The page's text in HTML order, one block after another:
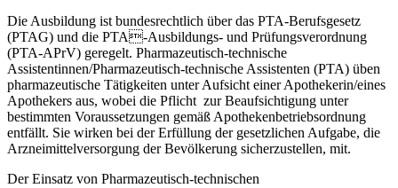
Die Ausbildung ist bundesrechtlich über das PTA-Berufsgesetz
(PTAG) und die PTA-Ausbildungs- und Prüfungsverordnung
(PTA-APrV) geregelt. Pharmazeutisch-technische
Assistentinnen/Pharmazeutisch-technische Assistenten (PTA) üben
pharmazeutische Tätigkeiten unter Aufsicht einer Apothekerin/eines
Apothekers aus, wobei die Pflicht zur Beaufsichtigung unter
bestimmten Voraussetzungen gemäß Apothekenbetriebsordnung
entfällt. Sie wirken bei der Erfüllung der gesetzlichen Aufgabe, die
Arzneimittelversorgung der Bevölkerung sicherzustellen, mit.
Der Einsatz von Pharmazeutisch-technischen